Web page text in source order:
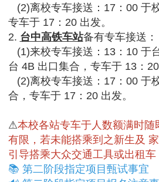
(2)离校专车接送：17：00 于
专车于 17：20 出发。
2. 台中高铁车站备有专车接送：
(1)来校专车接送：13：10 于
台 4B 出口集合，专车于 13：20
(2)离校专车接送：17：00 于
合，专车于 17：20 出发。
⚠本校各站专车于人数额满时随
有限，若未能搭乘到之新生及
引导搭乘大众交通工具或出租车
📚 第二阶段指定项目甄试事宜